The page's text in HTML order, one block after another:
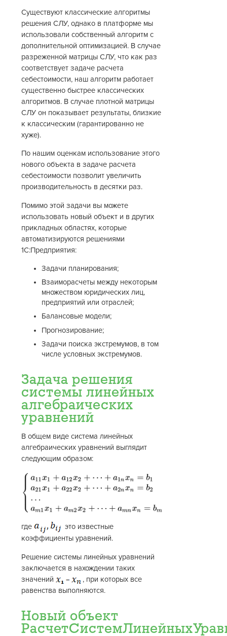
Существуют классические алгоритмы
решения СЛУ, однако в платформе мы
использовали собственный алгоритм с
дополнительной оптимизацией. В случае
разреженной матрицы СЛУ, что как раз
соответствует задаче расчета
себестоимости, наш алгоритм работает
существенно быстрее классических
алгоритмов. В случае плотной матрицы
СЛУ он показывает результаты, близкие
к классическим (гарантированно не
хуже).
По нашим оценкам использование этого
нового объекта в задаче расчета
себестоимости позволит увеличить
производительность в десятки раз.
Помимо этой задачи вы можете
использовать новый объект и в других
прикладных областях, которые
автоматизируются решениями
1С:Предприятия:
Задачи планирования;
Взаиморасчеты между некоторым
множеством юридических лиц,
предприятий или отраслей;
Балансовые модели;
Прогнозирование;
Задачи поиска экстремумов, в том
числе условных экстремумов.
Задача решения
системы линейных
алгебраических
уравнений
В общем виде система линейных
алгебраических уравнений выглядит
следующим образом:
где
это известные
коэффициенты уравнений.
Решение системы линейных уравнений
заключается в нахождении таких
значений
, при которых все
равенства выполняются.
Новый объект